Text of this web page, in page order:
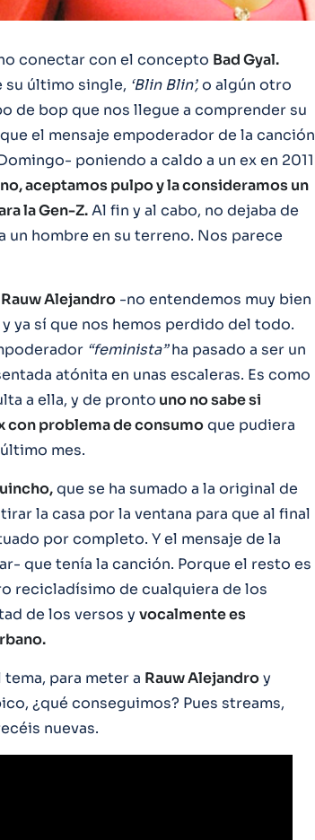
conectar con el concepto Bad Gyal.
su último single, ‘Blin Blin’,o algún otro
de bop que nos llegue a comprender su
el mensaje empoderador de la canción
poniendo a caldo a un ex en 2011
aceptamos pulpo y la consideramos un
la Gen-Z.Al fin y al cabo, no dejaba de
un hombre en su terreno. Nos parece
Rauw Alejandro -no entendemos muy bien
ya sí que nos hemos perdido del todo.
“feminista”ha pasado a ser un
atónita en unas escaleras. Es como
a ella, y de pronto uno no sabe si
con problema de consumoque pudiera
mes.
que se ha sumado a la original de
la casa por la ventana para que al final
por completo. Y el mensaje de la
que tenía la canción. Porque el resto es
recicladísimo de cualquiera de los
de los versos y vocalmente es
para meter a Rauw Alejandroy
¿qué conseguimos? Pues streams,
nuevas.